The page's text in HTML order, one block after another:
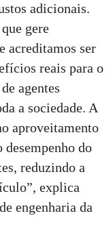
adicionais.
gere
acreditamos ser
reais para o
agentes
a sociedade. A
aproveitamento
do
reduzindo a
explica
engenharia da